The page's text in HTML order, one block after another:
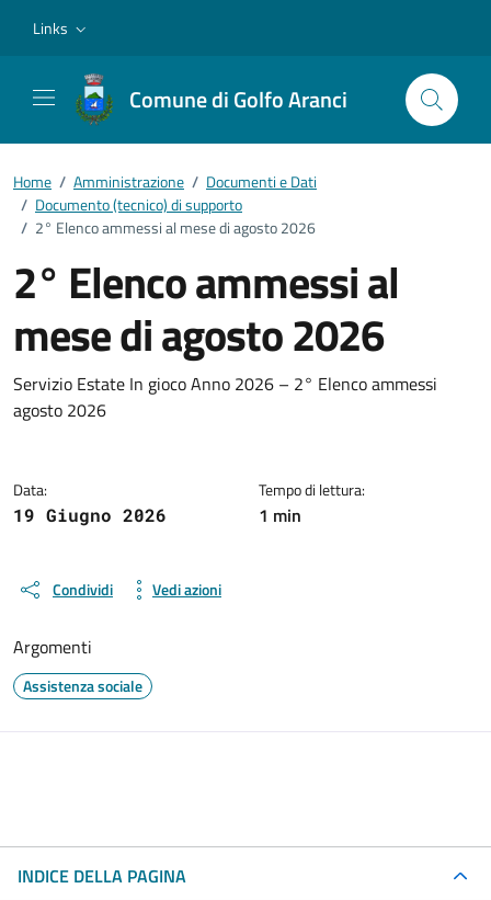
Links
Comune di Golfo Aranci
Home / Amministrazione / Documenti e Dati
/ Documento (tecnico) di supporto
/ 2° Elenco ammessi al mese di agosto 2026
2° Elenco ammessi al
mese di agosto 2026
Dettagli del documento
Servizio Estate In gioco Anno 2026 – 2° Elenco ammessi
agosto 2026
Data:
19 Giugno 2026
Tempo di lettura:
1 min
Condividi Vedi azioni
Argomenti
Assistenza sociale
INDICE DELLA PAGINA